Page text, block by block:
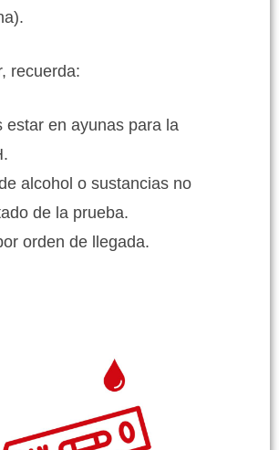
recuerda:
estar en ayunas para la
alcohol o sustancias no
de la prueba.
orden de llegada.